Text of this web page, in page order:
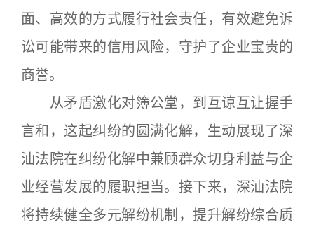
面、高效的方式履行社会责任，有效避免诉
讼可能带来的信用风险，守护了企业宝贵的
商誉。
从矛盾激化对簿公堂，到互谅互让握手
言和，这起纠纷的圆满化解，生动展现了深
汕法院在纠纷化解中兼顾群众切身利益与企
业经营发展的履职担当。接下来，深汕法院
将持续健全多元解纷机制，提升解纷综合质